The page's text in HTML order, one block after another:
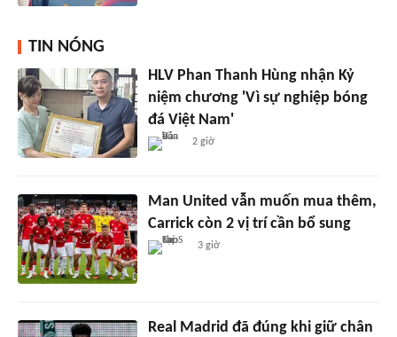
TIN NÓNG
HLV Phan Thanh Hùng nhận Kỷ
niệm chương 'Vì sự nghiệp bóng
đá Việt Nam'
2 giờ
Man United vẫn muốn mua thêm,
Carrick còn 2 vị trí cần bổ sung
3 giờ
Real Madrid đã đúng khi giữ chân